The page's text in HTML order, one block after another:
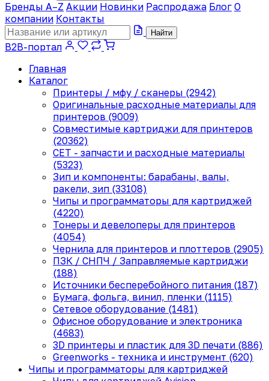
Бренды A–Z Акции Новинки Распродажа Блог О
компании Контакты
Найти
B2B-портал
Главная
Каталог
Принтеры / мфу / сканеры (2942)
Оригинальные расходные материалы для
принтеров (9009)
Совместимые картриджи для принтеров
(20362)
CET - запчасти и расходные материалы
(5323)
Зип и компоненты: барабаны, валы,
ракели, зип (33108)
Чипы и программаторы для картриджей
(4220)
Тонеры и девелоперы для принтеров
(4054)
Чернила для принтеров и плоттеров (2905)
ПЗК / СНПЧ / Заправляемые картриджи
(188)
Источники бесперебойного питания (187)
Бумага, фольга, винил, пленки (1115)
Сетевое оборудование (1481)
Офисное оборудование и электроника
(4683)
3D принтеры и пластик для 3D печати (886)
Greenworks - техника и инструмент (620)
Чипы и программаторы для картриджей